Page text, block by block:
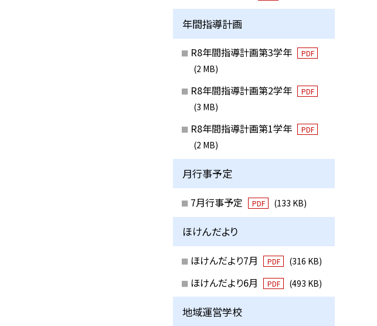
年間指導計画
R8年間指導計画第3学年 PDF
(2 MB)
R8年間指導計画第2学年 PDF
(3 MB)
R8年間指導計画第1学年 PDF
(2 MB)
月行事予定
7月行事予定 PDF (133 KB)
ほけんだより
ほけんだより7月 PDF (316 KB)
ほけんだより6月 PDF (493 KB)
地域運営学校